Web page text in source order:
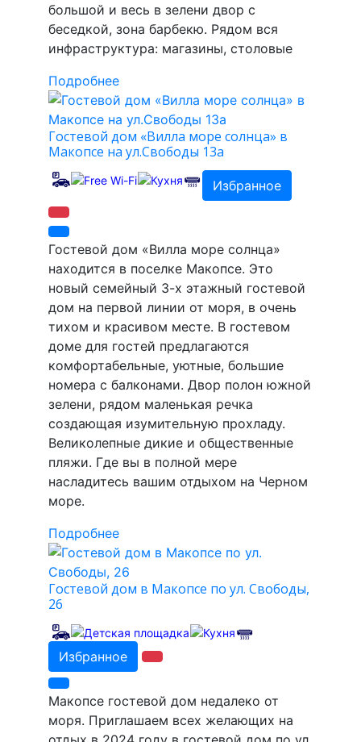
большой и весь в зелени двор с
беседкой, зона барбекю. Рядом вся
инфраструктура: магазины, столовые
Подробнее
Гостевой дом «Вилла море солнца» в
Макопсе на ул.Свободы 13а
Избранное
Гостевой дом «Вилла море солнца»
находится в поселке Макопсе. Это
новый семейный 3-х этажный гостевой
дом на первой линии от моря, в очень
тихом и красивом месте. В гостевом
доме для гостей предлагаются
комфортабельные, уютные, большие
номера с балконами. Двор полон южной
зелени, рядом маленькая речка
создающая изумительную прохладу.
Великолепные дикие и общественные
пляжи. Где вы в полной мере
насладитесь вашим отдыхом на Черном
море.
Подробнее
Гостевой дом в Макопсе по ул. Свободы,
26
Избранное
Макопсе гостевой дом недалеко от
моря. Приглашаем всех желающих на